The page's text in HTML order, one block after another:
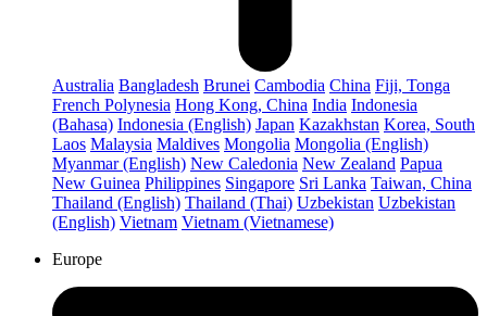
Australia Bangladesh Brunei Cambodia China Fiji, Tonga
French Polynesia Hong Kong, China India Indonesia
(Bahasa) Indonesia (English) Japan Kazakhstan Korea, South
Laos Malaysia Maldives Mongolia Mongolia (English)
Myanmar (English) New Caledonia New Zealand Papua
New Guinea Philippines Singapore Sri Lanka Taiwan, China
Thailand (English) Thailand (Thai) Uzbekistan Uzbekistan
(English) Vietnam Vietnam (Vietnamese)
Europe